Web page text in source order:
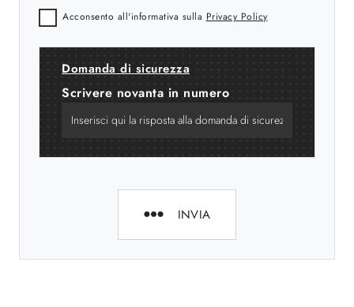
Acconsento all'informativa sulla Privacy Policy
Domanda di sicurezza
Scrivere novanta in numero
INVIA